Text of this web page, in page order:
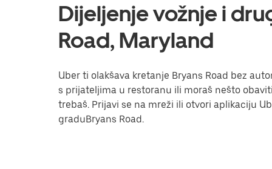
Dijeljenje vožnje i
Road, Maryland
Uber ti olakšava kretanje Bryans Road bez
s prijateljima u restoranu ili moraš nešto
trebaš. Prijavi se na mreži ili otvori aplikaciju
graduBryans Road.